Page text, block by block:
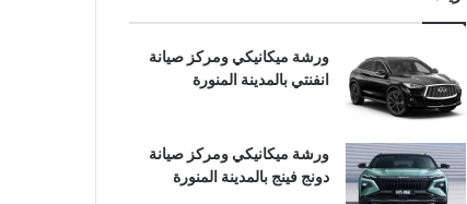
ورشة ميكانيكي ومركز صيانة
انفنتي بالمدينة المنورة
ورشة ميكانيكي ومركز صيانة
دونج فينج بالمدينة المنورة